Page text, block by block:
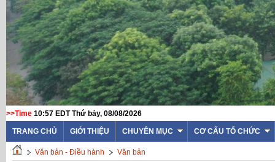
>>Time 10:57 EDT Thứ bảy, 08/08/2026
TRANG CHỦ GIỚI THIỆU CHUYÊN MỤC CƠ CẤU TỔ CHỨC
Văn bản - Điều hành Văn bản